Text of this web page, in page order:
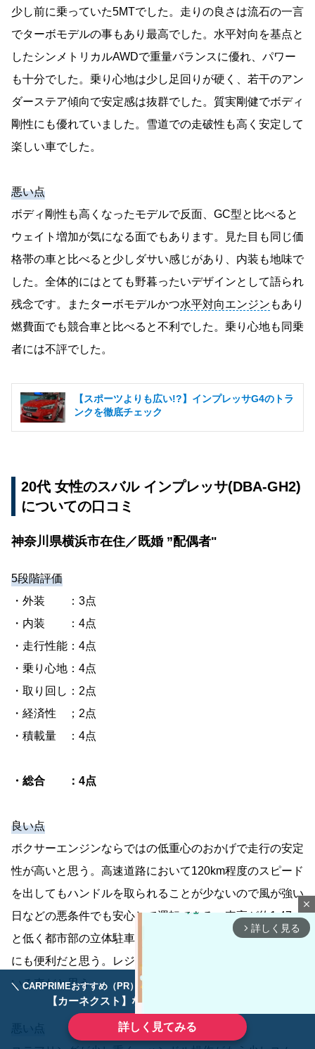
＼ CARPRIMEおすすめ（PR） ／
【カーネクスト】ならどんなクルマも高価買取
詳しく見てみる
少し前に乗っていた5MTでした。走りの良さは流石の一言
でターボモデルの事もあり最高でした。水平対向を基点と
したシンメトリカルAWDで重量バランスに優れ、パワー
も十分でした。乗り心地は少し足回りが硬く、若干のアン
ダーステア傾向で安定感は抜群でした。質実剛健でボディ
剛性にも優れていました。雪道での走破性も高く安定して
楽しい車でした。
悪い点
ボディ剛性も高くなったモデルで反面、GC型と比べると
ウェイト増加が気になる面でもあります。見た目も同じ価
格帯の車と比べると少しダサい感じがあり、内装も地味で
した。全体的にはとても野暮ったいデザインとして語られ
残念です。またターボモデルかつ水平対向エンジン もあり
燃費面でも競合車と比べると不利でした。乗り心地も同乗
者には不評でした。
【スポーツよりも広い!?】インプレッサG4のトラ
ンクを徹底チェック
20代 女性のスバル インプレッサ(DBA-GH2)
についての口コミ
神奈川県横浜市在住／既婚 ”配偶者"
5段階評価
・外装 ：3点
・内装 ：4点
・走行性能：4点
・乗り心地：4点
・取り回し：2点
・経済性 ；2点
・積載量 ：4点
・総合 ：4点
良い点
ボクサーエンジンならではの低重心のおかげで走行の安定
性が高いと思う。高速道路において120km程度のスピード
を出してもハンドルを取られることが少ないので風が強い
日などの悪条件でも安心して運転できる。車高が約1.47ｍ
と低く都市部の立体駐車場にも入れやすいので買い物など
にも便利だと思う。レジャー、日常使いどちらにも適して
いる車だと思う。
悪い点
close
arrow_forward_ios 詳しく見る